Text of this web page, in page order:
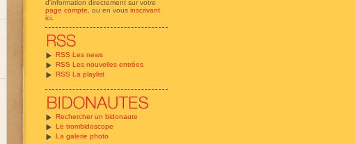
d'information directement sur votre
page compte , ou en vous inscrivant
ici
RSS Les news
RSS Les nouvelles entrées
RSS La playlist
Rechercher un bidonaute
Le trombidoscope
La galerie photo